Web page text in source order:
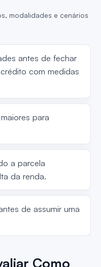
modalidades e cenários
antes de fechar
com medidas
para
a parcela
da renda.
de assumir uma
Como